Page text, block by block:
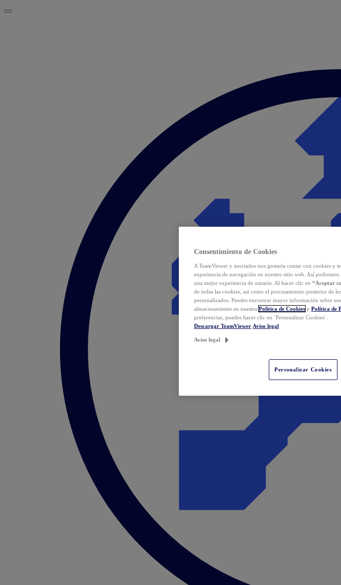
Consentimiento de Cookies
A TeamViewer y asociados nos gustaría contar con cookies y
experiencia de navegación en nuestro sitio web. Así
una mejor experiencia de usuario. Al hacer clic en “Aceptar
de todas las cookies, así como el procesamiento posterior de
personalizados. Puedes encontrar mayor información sobre
almacenamiento en nuestra Política de Cookies y Política de
preferencias, puedes hacer clic en ¨Personalizar Cookies¨.
Descargar TeamViewer Aviso legal
Aviso legal
Personalizar Cookies